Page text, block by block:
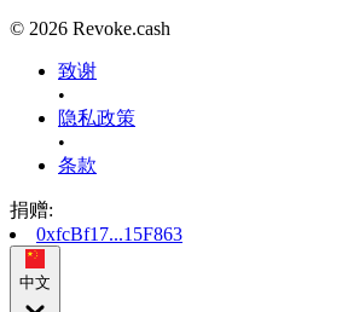
© 2026 Revoke.cash
致谢
•
隐私政策
•
条款
捐赠:
0xfcBf17...15F863
中文